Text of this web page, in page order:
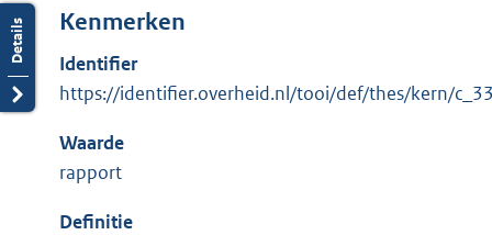
Kenmerken
Identifier
https://identifier.overheid.nl/tooi/def/thes/kern/
Waarde
rapport
Definitie